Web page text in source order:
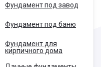
Фундамент под завод
Фундамент под баню
Фундамент для
кирпичного дома